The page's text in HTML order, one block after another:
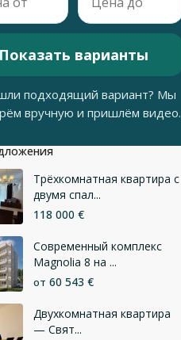
Показать варианты
подходящий вариант? Мы
вручную и пришлём видео.
Трёхкомнатная квартира с
двумя спал...
118 000 €
Современный комплекс
Magnolia 8 на ...
от 60 543 €
Двухкомнатная квартира
— Свят...